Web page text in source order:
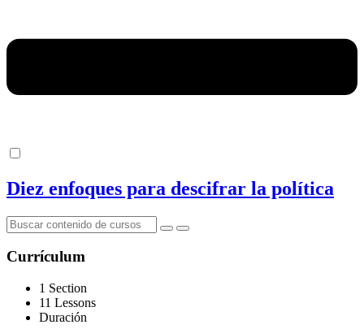
Diez enfoques para descifrar la política
Currículum
1 Section
11 Lessons
Duración